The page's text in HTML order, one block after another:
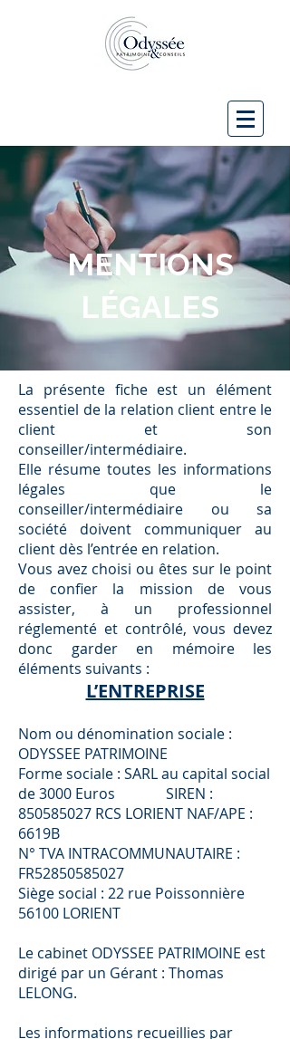
MENTIONS
LÉGALES
La présente fiche est un élément
essentiel de la relation client entre le
client et son
conseiller/intermédiaire.
Elle résume toutes les informations
légales que le
conseiller/intermédiaire ou sa
société doivent communiquer au
client dès l’entrée en relation.
Vous avez choisi ou êtes sur le point
de confier la mission de vous
assister, à un professionnel
réglementé et contrôlé, vous devez
donc garder en mémoire les
éléments suivants :
L’ENTREPRISE
Nom ou dénomination sociale :
ODYSSEE PATRIMOINE
Forme sociale : SARL au capital social
de 3000 Euros SIREN :
850585027 RCS LORIENT NAF/APE :
6619B
N° TVA INTRACOMMUNAUTAIRE :
FR52850585027
Siège social : 22 rue Poissonnière
56100 LORIENT
Le cabinet ODYSSEE PATRIMOINE est
dirigé par un Gérant : Thomas
LELONG.
Les informations recueillies par